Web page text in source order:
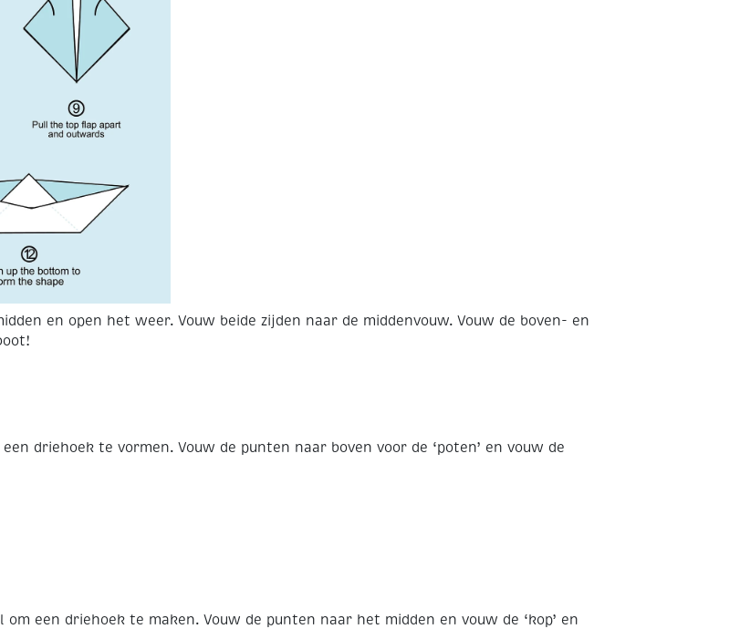
en open het weer. Vouw beide zijden naar de middenvouw. Vouw de boven- en
driehoek te vormen. Vouw de punten naar boven voor de ‘poten’ en vouw de
een driehoek te maken. Vouw de punten naar het midden en vouw de ‘kop’ en